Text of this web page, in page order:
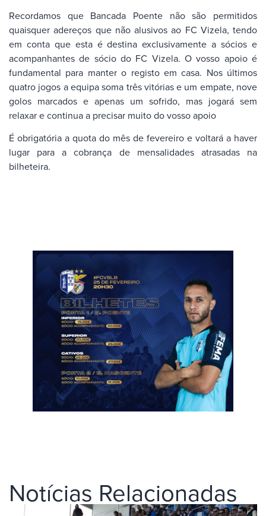
Recordamos que Bancada Poente não são permitidos
quaisquer adereços que não alusivos ao FC Vizela, tendo
em conta que esta é destina exclusivamente a sócios e
acompanhantes de sócio do FC Vizela. O vosso apoio é
fundamental para manter o registo em casa. Nos últimos
quatro jogos a equipa soma três vitórias e um empate, nove
golos marcados e apenas um sofrido, mas jogará sem
relaxar e continua a precisar muito do vosso apoio
É obrigatória a quota do mês de fevereiro e voltará a haver
lugar para a cobrança de mensalidades atrasadas na
bilheteira.
Notícias Relacionadas